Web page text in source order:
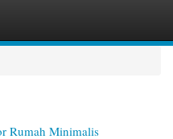
Rumah Minimalis